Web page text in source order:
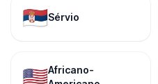
🇷🇸Sérvio
🇺🇸Africano-